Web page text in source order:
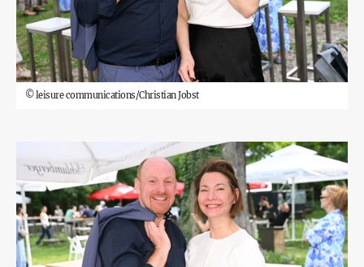
©leisure communications/Christian Jobst